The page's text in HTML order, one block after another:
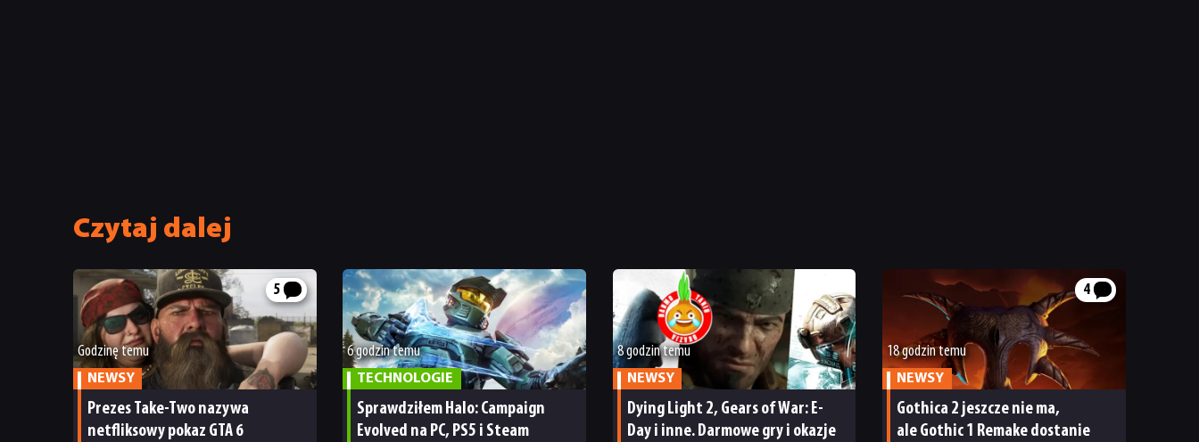
Czytaj dalej
5
Godzinę temu
NEWSY
Prezes Take-Two nazywa
netfliksowy pokaz GTA 6
6 godzin temu
TECHNOLOGIE
Sprawdziłem Halo: Campaign
Evolved na PC, PS5 i Steam
8 godzin temu
NEWSY
Dying Light 2, Gears of War: E-
Day i inne. Darmowe gry i okazje
4
18 godzin temu
NEWSY
Gothica 2 jeszcze nie ma,
ale Gothic 1 Remake dostanie